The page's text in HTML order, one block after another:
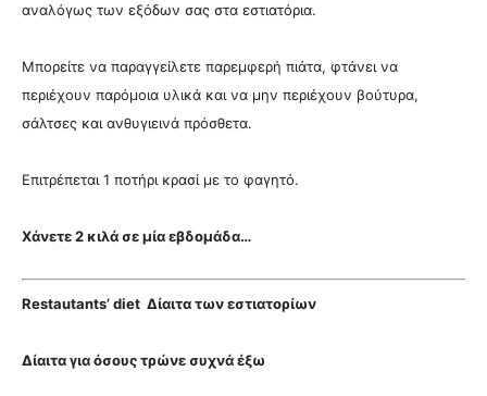
αναλόγως των εξόδων σας στα εστιατόρια.
Μπορείτε να παραγγείλετε παρεμφερή πιάτα, φτάνει να
περιέχουν παρόμοια υλικά και να μην περιέχουν βούτυρα,
σάλτσες και ανθυγιεινά πρόσθετα.
Επιτρέπεται 1 ποτήρι κρασί με το φαγητό.
Χάνετε 2 κιλά σε μία εβδομάδα…
Restautants’ diet Δίαιτα των εστιατορίων
Δίαιτα για όσους τρώνε συχνά έξω